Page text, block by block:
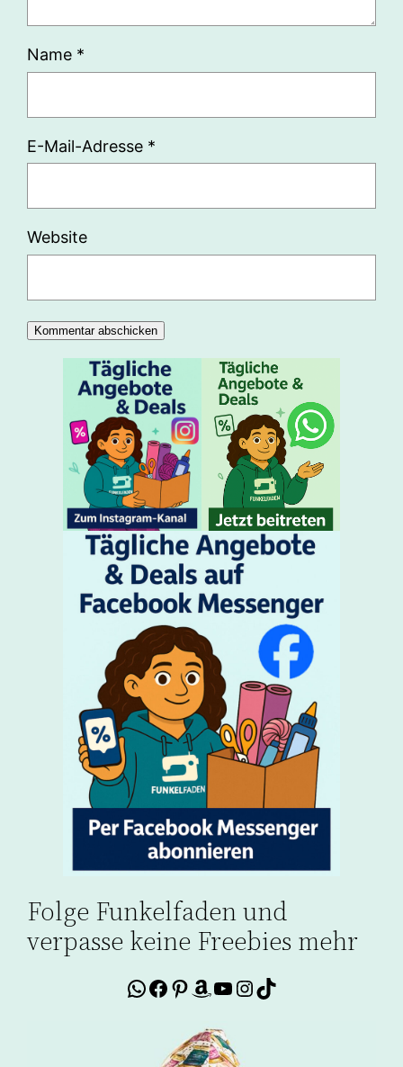
Name *
E-Mail-Adresse *
Website
Folge Funkelfaden und
verpasse keine Freebies mehr
WhatsApp
Facebook
Pinterest
Amazon
YouTube
Instagram
TikTok